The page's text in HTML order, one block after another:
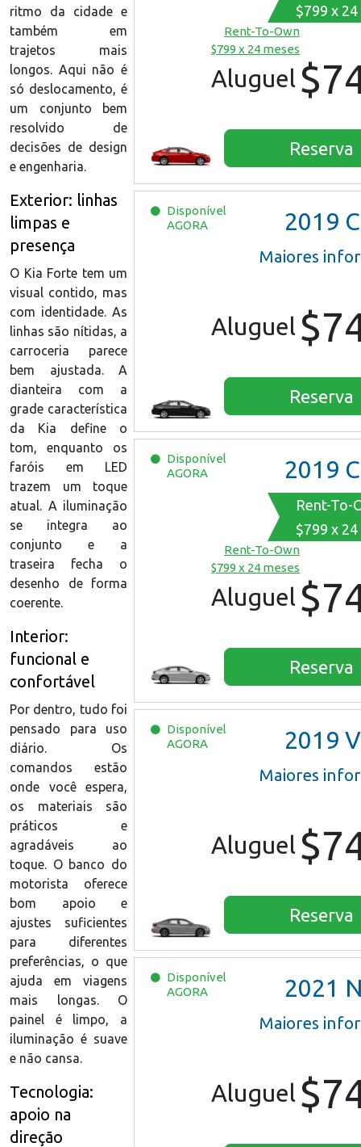
$799 x 24
Rent-To-Own
$799 x 24 meses
Aluguel
Reserva
Disponível
AGORA
2019
Maiores
Aluguel
Reserva
Disponível
AGORA
2019
Rent-To-
$799 x 24
Rent-To-Own
$799 x 24 meses
Aluguel
Reserva
Disponível
AGORA
2019
Maiores
Aluguel
Reserva
Disponível
AGORA
2021
Maiores
Aluguel
ritmo da cidade e
também em
trajetos mais
longos. Aqui não é
só deslocamento, é
um conjunto bem
resolvido de
decisões de design
e engenharia.
Exterior: linhas
limpas e
presença
O Kia Forte tem um
visual contido, mas
com identidade. As
linhas são nítidas, a
carroceria parece
bem ajustada. A
dianteira com a
grade característica
da Kia define o
tom, enquanto os
faróis em LED
trazem um toque
atual. A iluminação
se integra ao
conjunto e a
traseira fecha o
desenho de forma
coerente.
Interior:
funcional e
confortável
Por dentro, tudo foi
pensado para uso
diário. Os
comandos estão
onde você espera,
os materiais são
práticos e
agradáveis ao
toque. O banco do
motorista oferece
bom apoio e
ajustes suficientes
para diferentes
preferências, o que
ajuda em viagens
mais longas. O
painel é limpo, a
iluminação é suave
e não cansa.
Tecnologia:
apoio na
direção